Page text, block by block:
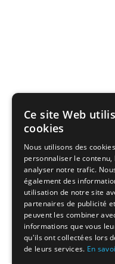
Ce site Web
cookies
Nous utilisons des
personnaliser le
analyser notre trafic.
également des
utilisation de notre site
partenaires de publicité
peuvent les combiner
informations que vous
qu'ils ont collectées lors
de leurs services. En